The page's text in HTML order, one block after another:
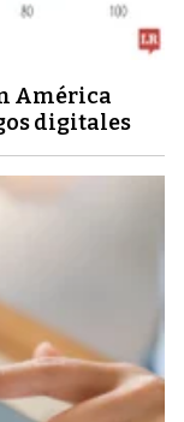
América
digitales